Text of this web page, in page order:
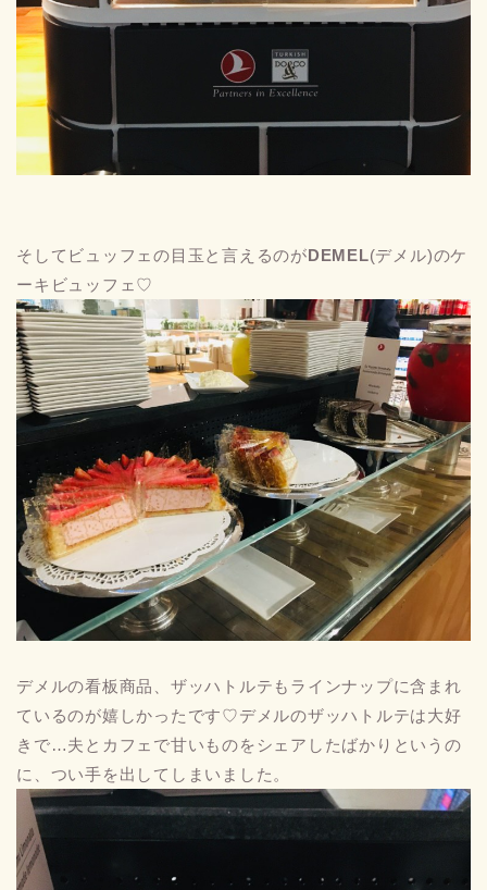
そしてビュッフェの目玉と言えるのがDEMEL(デメル)のケ
ーキビュッフェ♡
デメルの看板商品、ザッハトルテもラインナップに含まれ
ているのが嬉しかったです♡デメルのザッハトルテは大好
きで…夫とカフェで甘いものをシェアしたばかりというの
に、つい手を出してしまいました。